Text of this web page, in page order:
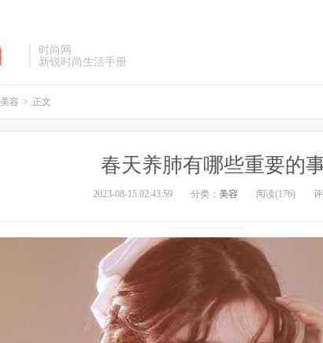
时尚网
新锐时尚生活手册
美容 > 正文
春天养肺有哪些重要的
2023-08-15 02:43:59 分类： 美容 阅读(176)